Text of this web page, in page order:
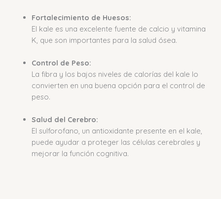
Fortalecimiento de Huesos:
El kale es una excelente fuente de calcio y vitamina
K, que son importantes para la salud ósea.
Control de Peso:
La fibra y los bajos niveles de calorías del kale lo
convierten en una buena opción para el control de
peso.
Salud del Cerebro:
El sulforofano, un antioxidante presente en el kale,
puede ayudar a proteger las células cerebrales y
mejorar la función cognitiva.